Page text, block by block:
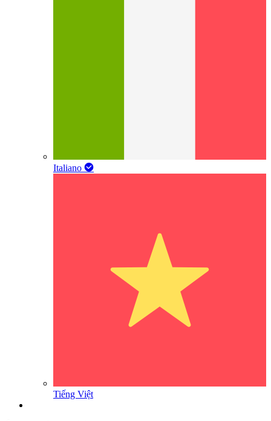
Italiano
Tiếng Việt